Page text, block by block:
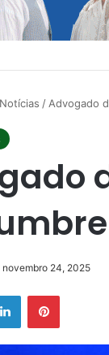
/Advogado
novembro 24, 2025
LinkedinPinterest